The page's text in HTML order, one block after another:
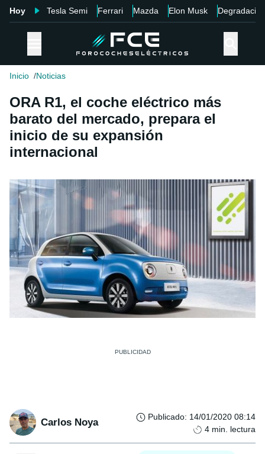
Hoy Tesla Semi Ferrari Mazda Elon Musk Degradación
Inicio Noticias
ORA R1, el coche eléctrico más
barato del mercado, prepara el
inicio de su expansión
internacional
Carlos Noya Publicado: 14/01/2020 08:14
4 min. lectura